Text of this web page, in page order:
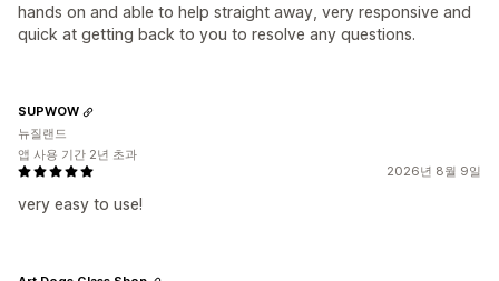
hands on and able to help straight away, very responsive and
quick at getting back to you to resolve any questions.
2026년 8월 9일
very easy to use!
SUPWOW
뉴질랜드
앱 사용 기간 2년 초과